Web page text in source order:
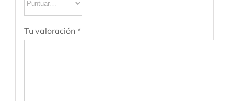
Tu valoración *